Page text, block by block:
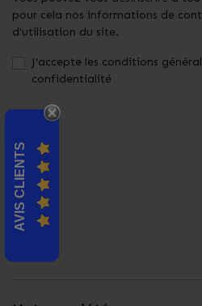
pour cela nos informations de
d'utilisation du site.
J'accepte les conditions
confidentialité
AVIS CLIENTS